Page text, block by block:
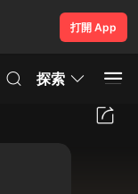
打開 App
探索